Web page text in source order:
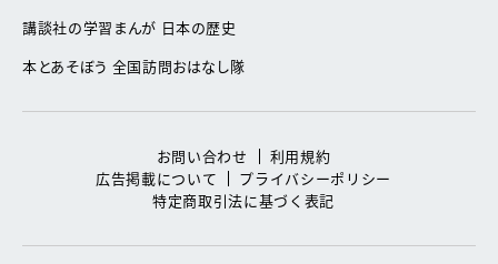
講談社の学習まんが 日本の歴史
本とあそぼう 全国訪問おはなし隊
お問い合わせ
利用規約
広告掲載について
プライバシーポリシー
特定商取引法に基づく表記